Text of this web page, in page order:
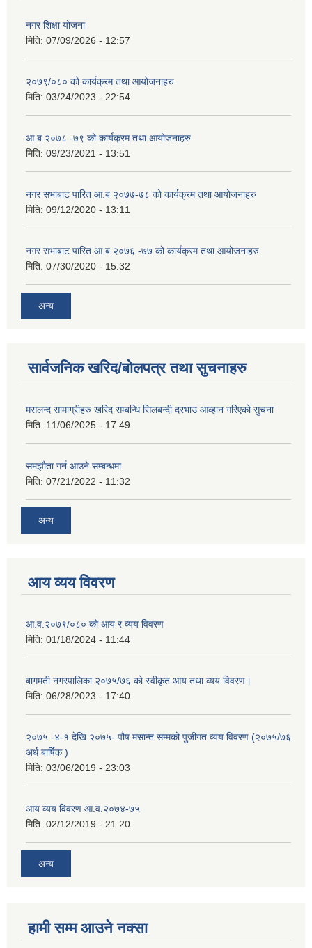
नगर शिक्षा योजना
मिति: 07/09/2026 - 12:57
२०७९/०८० को कार्यक्रम तथा आयोजनाहरु
मिति: 03/24/2023 - 22:54
आ.ब २०७८ -७९ को कार्यक्रम तथा आयोजनाहरु
मिति: 09/23/2021 - 13:51
नगर सभाबाट पारित आ.ब २०७७-७८ को कार्यक्रम तथा आयोजनाहरु
मिति: 09/12/2020 - 13:11
नगर सभाबाट पारित आ.ब २०७६ -७७ को कार्यक्रम तथा आयोजनाहरु
मिति: 07/30/2020 - 15:32
अन्य
सार्वजनिक खरिद/बोलपत्र तथा सुचनाहरु
मसलन्द सामाग्रीहरु खरिद सम्बन्धि सिलबन्दी दरभाउ आव्हान गरिएको सुचना
मिति: 11/06/2025 - 17:49
समझौता गर्न आउने सम्बन्धमा
मिति: 07/21/2022 - 11:32
अन्य
आय व्यय विवरण
आ.व.२०७९/०८० को आय र व्यय विवरण
मिति: 01/18/2024 - 11:44
बागमती नगरपालिका २०७५/७६ को स्वीकृत आय तथा व्यय विवरण।
मिति: 06/28/2023 - 17:40
२०७५ -४-१ देखि २०७५- पौष मसान्त सम्मको पुजीगत व्यय विवरण (२०७५/७६
अर्ध बार्षिक )
मिति: 03/06/2019 - 23:03
आय व्यय विवरण आ.व.२०७४-७५
मिति: 02/12/2019 - 21:20
अन्य
हामी सम्म आउने नक्सा